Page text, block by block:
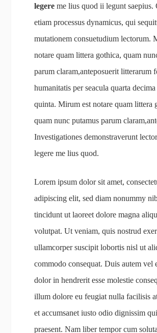
legere me lius quod ii legunt saepius.
etiam processus dynamicus, qui
mutationem consuetudium lectorum.
notare quam littera gothica, quam
parum claram,anteposuerit litterarum
humanitatis per seacula quarta decima
quinta. Mirum est notare quam littera
quam nunc putamus parum
Investigationes demonstraverunt
legere me lius quod.
Lorem ipsum dolor sit amet,
adipiscing elit, sed diam nonummy
tincidunt ut laoreet dolore magna
volutpat. Ut veniam, quis nostrud
ullamcorper suscipit lobortis nisl ut
commodo consequat. Duis autem vel
dolor in hendrerit esse molestie
illum dolore eu feugiat nulla facilisis
et accumsanet iusto odio dignissim
praesent. Nam liber tempor cum